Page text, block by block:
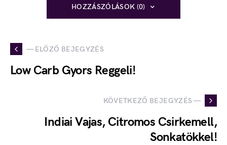
HOZZÁSZÓLÁSOK (0)
— ELŐZŐ BEJEGYZÉS
Low Carb Gyors Reggeli!
KÖVETKEZŐ BEJEGYZÉS —
Indiai Vajas, Citromos Csirkemell,
Sonkatökkel!